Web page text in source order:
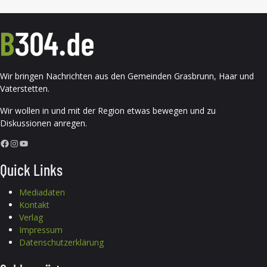
Wir bringen Nachrichten aus den Gemeinden Grasbrunn, Haar und
Vaterstetten.
Wir wollen in und mit der Region etwas bewegen und zu
Diskussionen anregen.
Facebook InstagramYouTube
Quick Links
Mediadaten
Kontakt
Verlag
Impressum
Datenschutzerklärung